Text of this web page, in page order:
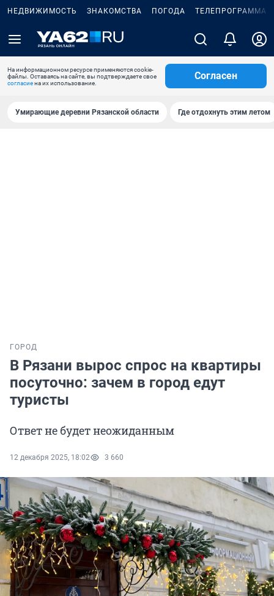
НЕДВИЖИМОСТЬ ЗНАКОМСТВА ПОГОДА ТЕЛЕПРОГРАММА
На информационном ресурсе применяются cookie-
файлы. Оставаясь на сайте, вы подтверждаете свое
согласиена их использование.
Согласен
Умирающие деревни Рязанской области Где отдохнуть этим летом
ГОРОД
В Рязани вырос спрос на квартиры
посуточно: зачем в город едут
туристы
Ответ не будет неожиданным
12 декабря 2025, 18:02 3 660